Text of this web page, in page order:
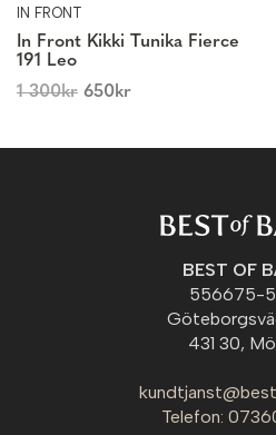
IN FRONT
In Front Kikki Tunika Fierce
191 Leo
1 300kr 650kr
BEST OF
556675-
431 30,
Telefon: